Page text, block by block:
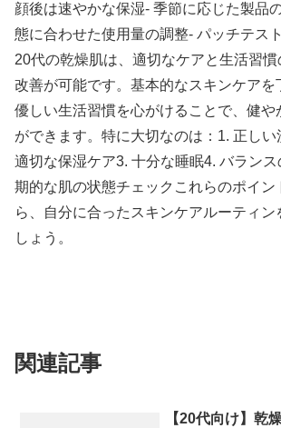
顔後は速やかな保湿- 季節に応じた製品
態に合わせた使用量の調整- パッチテス
20代の乾燥肌は、適切なケアと生活習慣
改善が可能です。基本的なスキンケアを
優しい生活習慣を心がけることで、健や
ができます。特に大切なのは：1. 正し
適切な保湿ケア3. 十分な睡眠4. バラン
期的な肌の状態チェックこれらのポイン
ら、自分に合ったスキンケアルーティン
しょう。
関連記事
【20代向け】乾